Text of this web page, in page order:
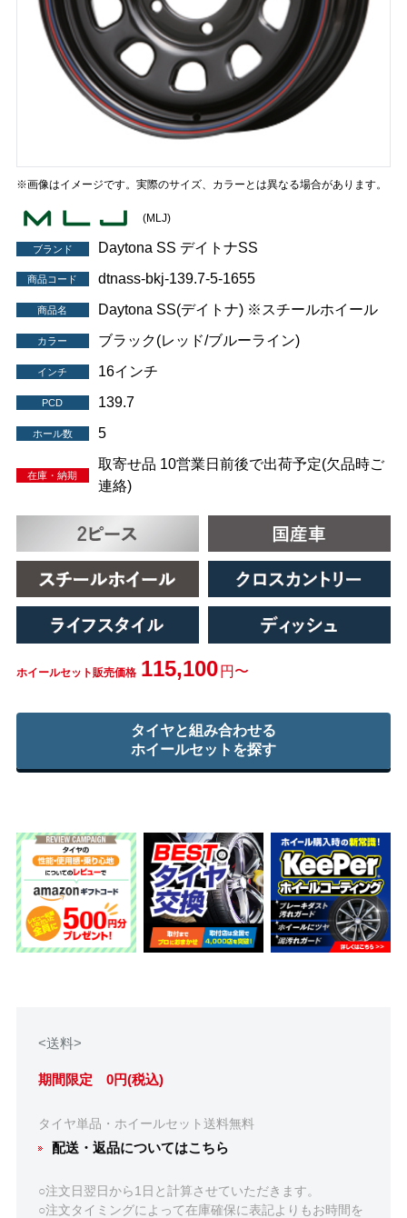
※画像はイメージです。実際のサイズ、カラーとは異なる場合があります。
(MLJ)
ブランド Daytona SS デイトナSS
商品コード dtnass-bkj-139.7-5-1655
商品名 Daytona SS(デイトナ) ※スチールホイール
カラー ブラック(レッド/ブルーライン)
インチ 16インチ
PCD 139.7
ホール数 5
在庫・納期
取寄せ品 10営業日前後で出荷予定(欠品時ご
連絡)
ホイールセット販売価格 115,100 円〜
タイヤと組み合わせる
ホイールセットを探す
<送料>
期間限定 0円(税込)
タイヤ単品・ホイールセット送料無料
配送・返品についてはこちら
○注文日翌日から1日と計算させていただきます。
○注文タイミングによって在庫確保に表記よりもお時間を